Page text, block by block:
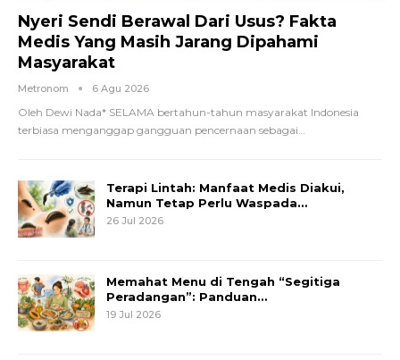
Nyeri Sendi Berawal Dari Usus? Fakta
Medis Yang Masih Jarang Dipahami
Masyarakat
Metronom 6 Agu 2026
Oleh Dewi Nada* SELAMA bertahun-tahun masyarakat Indonesia
terbiasa menganggap gangguan pencernaan sebagai…
Terapi Lintah: Manfaat Medis Diakui,
Namun Tetap Perlu Waspada…
26 Jul 2026
Memahat Menu di Tengah “Segitiga
Peradangan”: Panduan…
19 Jul 2026